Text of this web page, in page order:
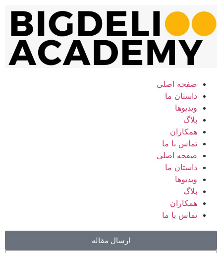
صفحه اصلی
داستان ما
ویدیوها
بلاگ
همکاران
تماس با ما
صفحه اصلی
داستان ما
ویدیوها
بلاگ
همکاران
تماس با ما
ارسال مقاله